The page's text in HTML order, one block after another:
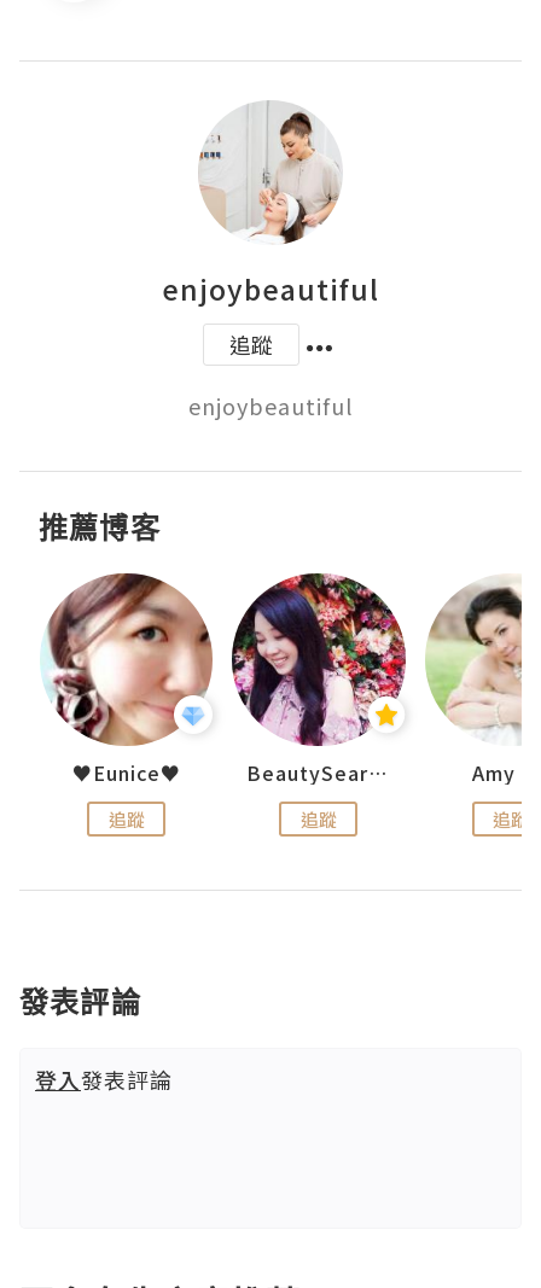
enjoybeautiful
追蹤
enjoybeautiful
推薦博客
♥Eunice♥
追蹤
BeautySearch
追蹤
Amy
追蹤
發表評論
登入發表評論